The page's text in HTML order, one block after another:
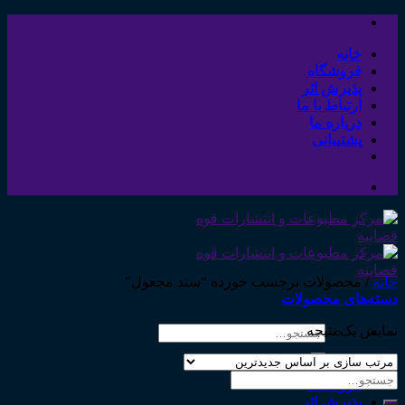
Skip
contentخانه
فروشگاه
پذیرش اثر
ارتباط با ما
درباره ما
پشتیبانی
جستجو
خانه
فروشگاه
پذیرش اثر
خانه /محصولات برچسب خورده “سند مجعول”
دسته‌های محصولات
نمایش یک نتیجه
جستجو